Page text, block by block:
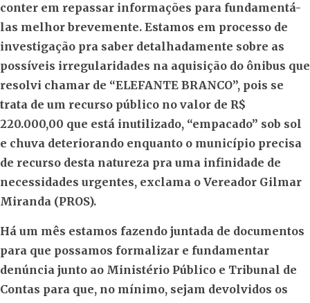
conter em repassar informações para fundamentá-
las melhor brevemente. Estamos em processo de
investigação pra saber detalhadamente sobre as
possíveis irregularidades na aquisição do ônibus que
resolvi chamar de “ELEFANTE BRANCO”, pois se
trata de um recurso público no valor de R$
220.000,00 que está inutilizado, “empacado” sob sol
e chuva deteriorando enquanto o município precisa
de recurso desta natureza pra uma infinidade de
necessidades urgentes, exclama o Vereador Gilmar
Miranda (PROS).
Há um mês estamos fazendo juntada de documentos
para que possamos formalizar e fundamentar
denúncia junto ao Ministério Público e Tribunal de
Contas para que, no mínimo, sejam devolvidos os